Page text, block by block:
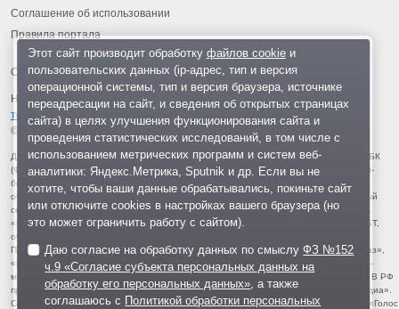
Соглашение об использовании
Правила портала
На информационном ресурсе применяются рекомендательные
технологии
© 2013-2026 «ОИНФО»,
сделано в Одинцово
Для читателей: В России признаны экстремистскими и запрещены организации ФБК
(Фонд борьбы с коррупцией, признан иноагентом), Штабы Навального, «Национал-
большевистская партия», «Свидетели Иеговы», «Армия воли народа», «Русский
общенациональный союз», «Движение против нелегальной иммиграции», «Правый
сектор», УНА-УНСО, УПА, «Тризуб им. Степана Бандеры», «Мизантропик дивижн»,
«Меджлис крымскотатарского народа», движение «Артподготовка», движение ЛГБТ,
общероссийская политическая партия «Воля», АУЕ, батальоны «Азов» и «Айдар».
Признаны террористическими и запрещены: «Движение Талибан», «Имарат Кавказ»,
«Исламское государство» (ИГ, ИГИЛ), Джебхад-ан-Нусра, «АУМ Синрике», «Братья-
мусульмане», «Аль-Каида в странах исламского Магриба», «Сеть», «Колумбайн». В РФ
признана нежелательной деятельность «Открытой России», издания «Проект Медиа».
СМИ-иноагентами признаны: телеканал «Дождь», «Медуза», «Важные истории», «Голос
Этот сайт производит обработку файлов cookieи
пользовательских данных (ip-адрес, тип и версия
операционной системы, тип и версия браузера, источнике
переадресации на сайт, и сведения об открытых страницах
сайта) в целях улучшения функционирования сайта и
проведения статистических исследований, в том числе с
использованием метрических программ и систем веб-
аналитики: Яндекс.Метрика, Sputnik и др. Если вы не
хотите, чтобы ваши данные обрабатывались, покиньте сайт
или отключите cookies в настройках вашего браузера (но
это может ограничить работу с сайтом).
Даю согласие на обработку данных по смыслуФЗ №152
ч.9 «Согласие субъекта персональных данных на
обработку его персональных данных» , а также
соглашаюсь с Политикой обработки персональных